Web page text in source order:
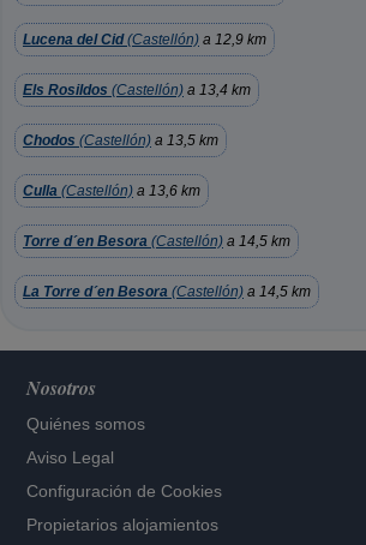
Lucena del Cid(Castellón) a 12,9 km
Els Rosildos (Castellón) a 13,4 km
Chodos (Castellón) a 13,5 km
Culla (Castellón) a 13,6 km
Torre d´en Besora (Castellón) a 14,5 km
La Torre d´en Besora (Castellón) a 14,5 km
Nosotros
Quiénes somos
Aviso Legal
Configuración de Cookies
Propietarios alojamientos